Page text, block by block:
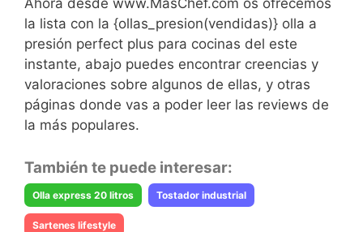
Ahora desde www.MasChef.com os ofrecemos
la lista con la {ollas_presion(vendidas)} olla a
presión perfect plus para cocinas del este
instante, abajo puedes encontrar creencias y
valoraciones sobre algunos de ellas, y otras
páginas donde vas a poder leer las reviews de
la más populares.
También te puede interesar:
Olla express 20 litros Tostador industrial
Sartenes lifestyle